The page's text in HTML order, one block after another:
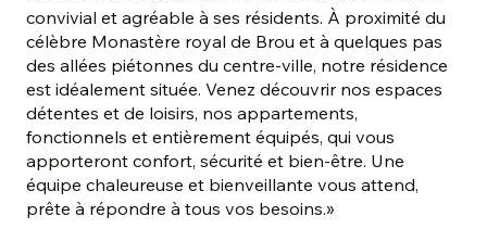
convivial et agréable à ses résidents. À proximité du
célèbre Monastère royal de Brou et à quelques pas
des allées piétonnes du centre-ville, notre résidence
est idéalement située. Venez découvrir nos espaces
détentes et de loisirs, nos appartements,
fonctionnels et entièrement équipés, qui vous
apporteront confort, sécurité et bien-être. Une
équipe chaleureuse et bienveillante vous attend,
prête à répondre à tous vos besoins.»